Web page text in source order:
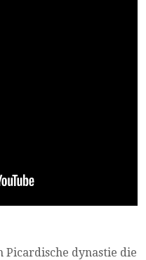
Picardische dynastie die